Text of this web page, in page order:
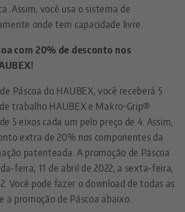
Assim, você usa o sistema de
onde tem capacidade livre.
com 20% de desconto nos
Páscoa do HAUBEX, você receberá 5
trabalho HAUBEX e Makro•Grip®
5 eixos cada um pelo preço de 4. Assim,
extra de 20% nos componentes da
patenteada. A promoção de Páscoa
feira, 11 de abril de 2022, a sexta-feira,
Você pode fazer o download de todas as
a promoção de Páscoa abaixo.